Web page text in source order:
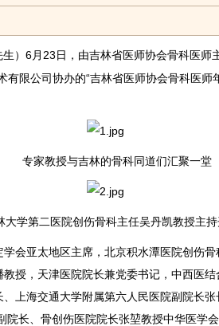
生）6月23日，由吉林省医师协会骨科医
有限公司协办的“吉林省医师协会骨科医师
专家教授与吉林的骨科同道们汇聚一堂
第二医院创伤骨科主任吴丹凯教授主持
亚太地区主席，北京积水潭医院创伤骨
授，天津医院院长兼党委书记，中西医
上海交通大学附属第六人民医院副院长
院长、骨创伤医院院长张堃教授中华医学